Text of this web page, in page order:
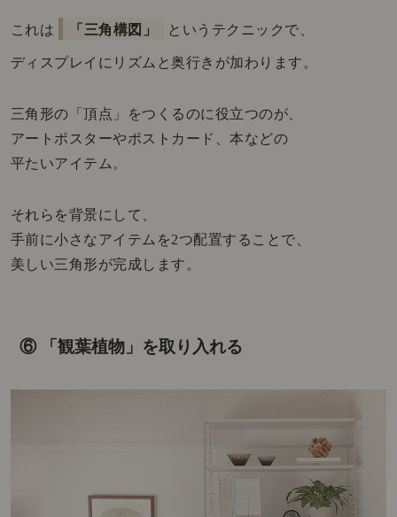
これは 「三角構図」 というテクニックで、
ディスプレイにリズムと奥行きが加わります。
三角形の「頂点」をつくるのに役立つのが、
アートポスターやポストカード、本などの
平たいアイテム。
それらを背景にして、
手前に小さなアイテムを2つ配置することで、
美しい三角形が完成します。
⑥ 「観葉植物」を取り入れる